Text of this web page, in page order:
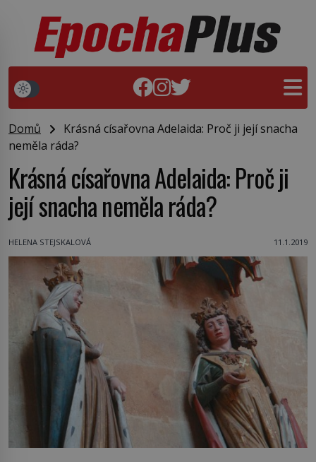
Domů
Krásná císařovna Adelaida: Proč ji její snacha
neměla ráda?
Krásná císařovna Adelaida: Proč ji
její snacha neměla ráda?
HELENA STEJSKALOVÁ 11.1.2019